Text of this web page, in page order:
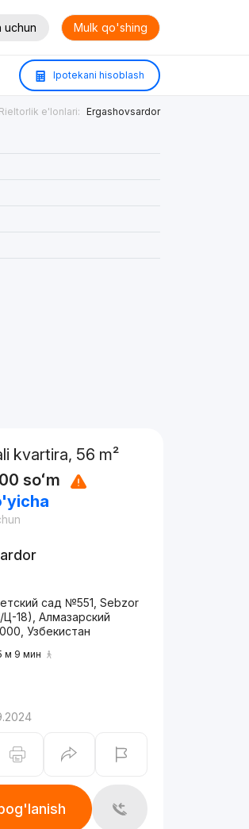
uchun Mulk qo'shing
Ipotekani hisoblash
Rieltorlik e'lonlari: Ergashovsardor
kvartira, 56 m²
soʻm
сад №551, Sebzor
18), Алмазарский
Узбекистан
м 9 мин